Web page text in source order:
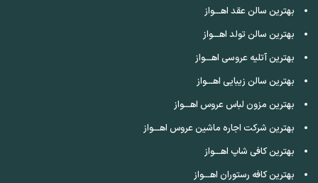
بهترین سالن عقد اهـــواز
بهترین سالن تولد اهـــواز
بهترین آتلیه عروسی اهـــواز
بهترین سالن زیبایی اهـــواز
بهترین مزون لباس عروس اهـــواز
بهترین شرکت اجاره ماشین عروس اهـــواز
بهترین کافی شاپ اهـــواز
بهترین کافه رستوران اهـــواز